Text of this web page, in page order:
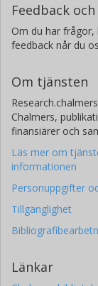
Feedback
Om du har frågor,
feedback når du
Om tjänsten
Chalmers,
finansiärer och
Läs mer om
informationen
Personuppgifter
Tillgänglighet
Länkar